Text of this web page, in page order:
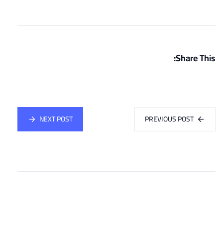
Share This:
PREVIOUS POST
NEXT POST